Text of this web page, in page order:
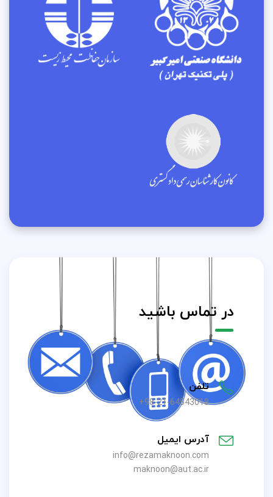
در تماس باشید
تلفن
98-21-64543018+
آدرس ایمیل
info@rezamaknoon.com
maknoon@aut.ac.ir